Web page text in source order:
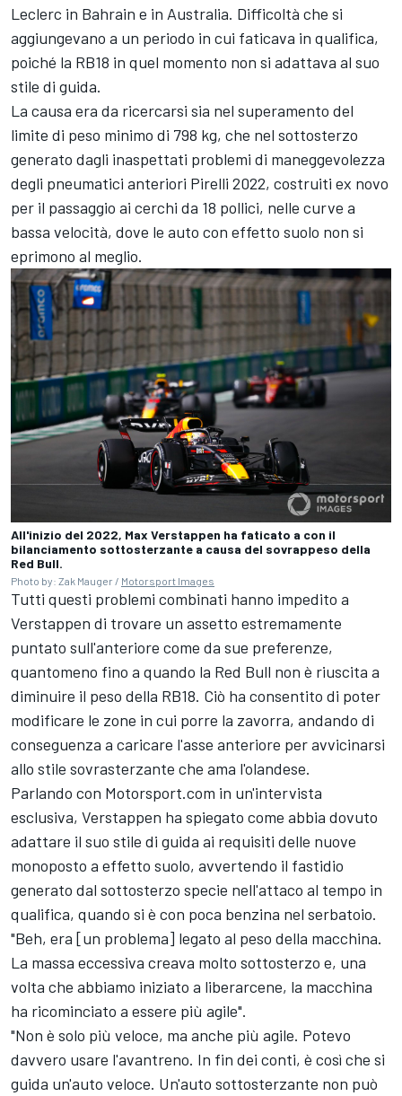
Leclerc in Bahrain e in Australia. Difficoltà che si
aggiungevano a un periodo in cui faticava in qualifica,
poiché la RB18 in quel momento non si adattava al suo
stile di guida.
La causa era da ricercarsi sia nel superamento del
limite di peso minimo di 798 kg, che nel sottosterzo
generato dagli inaspettati problemi di maneggevolezza
degli pneumatici anteriori Pirelli 2022, costruiti ex novo
per il passaggio ai cerchi da 18 pollici, nelle curve a
bassa velocità, dove le auto con effetto suolo non si
eprimono al meglio.
All'inizio del 2022, Max Verstappen ha faticato a con il
bilanciamento sottosterzante a causa del sovrappeso della
Red Bull.
Photo by: Zak Mauger / Motorsport Images
Tutti questi problemi combinati hanno impedito a
Verstappen di trovare un assetto estremamente
puntato sull'anteriore come da sue preferenze,
quantomeno fino a quando la Red Bull non è riuscita a
diminuire il peso della RB18. Ciò ha consentito di poter
modificare le zone in cui porre la zavorra, andando di
conseguenza a caricare l'asse anteriore per avvicinarsi
allo stile sovrasterzante che ama l'olandese.
Parlando con Motorsport.com in un'intervista
esclusiva, Verstappen ha spiegato come abbia dovuto
adattare il suo stile di guida ai requisiti delle nuove
monoposto a effetto suolo, avvertendo il fastidio
generato dal sottosterzo specie nell'attaco al tempo in
qualifica, quando si è con poca benzina nel serbatoio.
"Beh, era [un problema] legato al peso della macchina.
La massa eccessiva creava molto sottosterzo e, una
volta che abbiamo iniziato a liberarcene, la macchina
ha ricominciato a essere più agile".
"Non è solo più veloce, ma anche più agile. Potevo
davvero usare l'avantreno. In fin dei conti, è così che si
guida un'auto veloce. Un'auto sottosterzante non può